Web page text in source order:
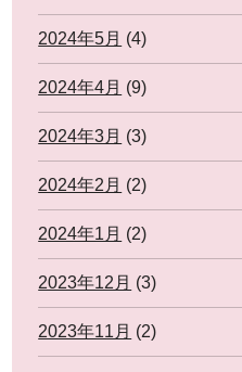
2024年5月 (4)
2024年4月 (9)
2024年3月 (3)
2024年2月 (2)
2024年1月 (2)
2023年12月 (3)
2023年11月 (2)